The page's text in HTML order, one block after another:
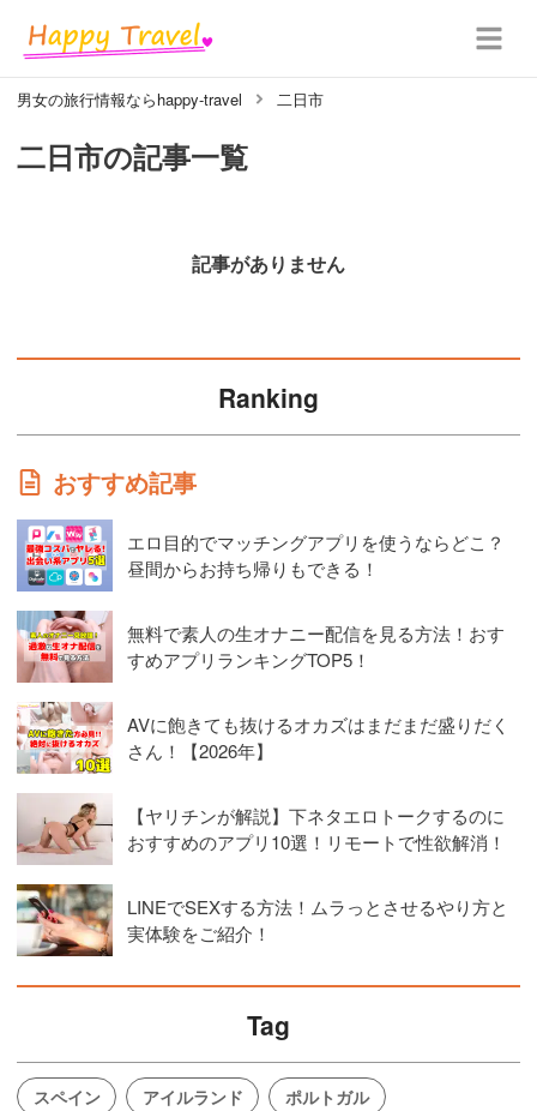
男女の旅行情報ならhappy-travel 二日市
二日市の記事一覧
記事がありません
Ranking
おすすめ記事
エロ目的でマッチングアプリを使うならどこ？
昼間からお持ち帰りもできる！
無料で素人の生オナニー配信を見る方法！おす
すめアプリランキングTOP5！
AVに飽きても抜けるオカズはまだまだ盛りだく
さん！【2026年】
【ヤリチンが解説】下ネタエロトークするのに
おすすめのアプリ10選！リモートで性欲解消！
LINEでSEXする方法！ムラっとさせるやり方と
実体験をご紹介！
Tag
スペイン アイルランド
ポルトガル